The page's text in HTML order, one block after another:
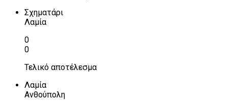
Σχηματάρι
Λαμία
0
0
Τελικό αποτέλεσμα
Λαμία
Ανθούπολη